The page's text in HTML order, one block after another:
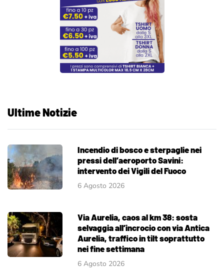
Ultime Notizie
Incendio di bosco e sterpaglie nei
pressi dell’aeroporto Savini:
intervento dei Vigili del Fuoco
6 Agosto 2026
Via Aurelia, caos al km 38: sosta
selvaggia all’incrocio con via Antica
Aurelia, traffico in tilt soprattutto
nei fine settimana
6 Agosto 2026